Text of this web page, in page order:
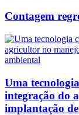
Contagem
Uma
integração do
implantação